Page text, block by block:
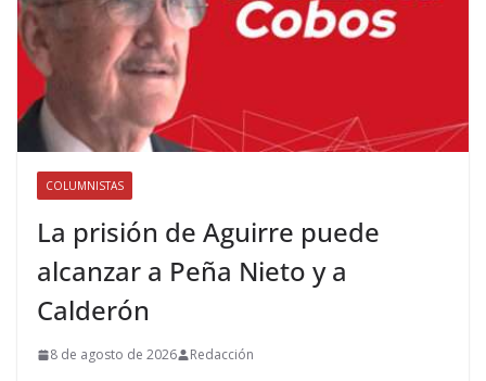
COLUMNISTAS
La prisión de Aguirre puede
alcanzar a Peña Nieto y a
Calderón
8 de agosto de 2026 Redacción